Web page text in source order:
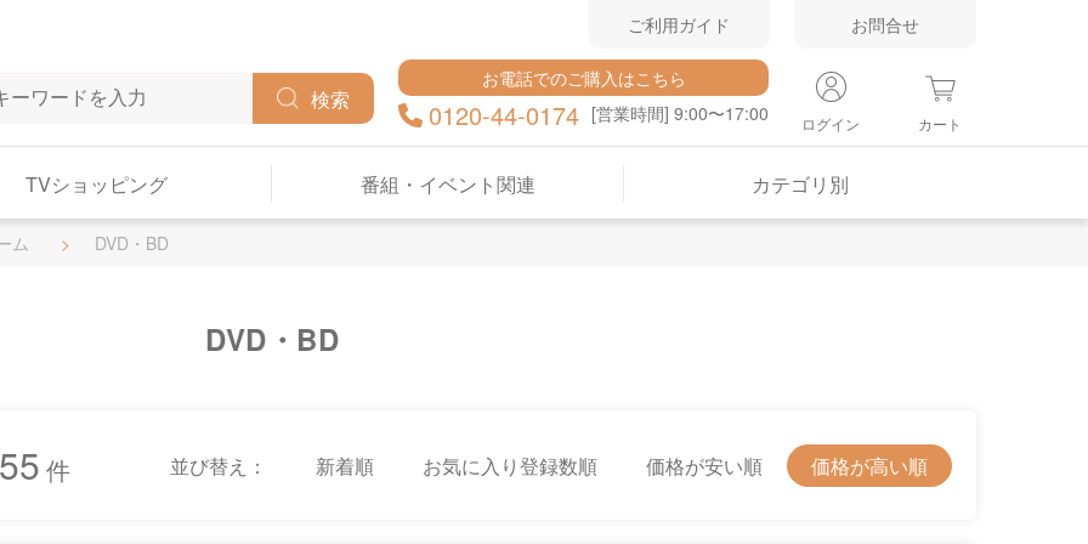
ご利用ガイド お問合せ
検索
お電話でのご購入はこちら
0120-44-0174 [営業時間] 9:00〜17:00 ログイン カート
TVショッピング 番組・イベント関連 カテゴリ別
ム DVD・BD
DVD・BD
55 件 並び替え： 新着順 お気に入り登録数順 価格が安い順 価格が高い順